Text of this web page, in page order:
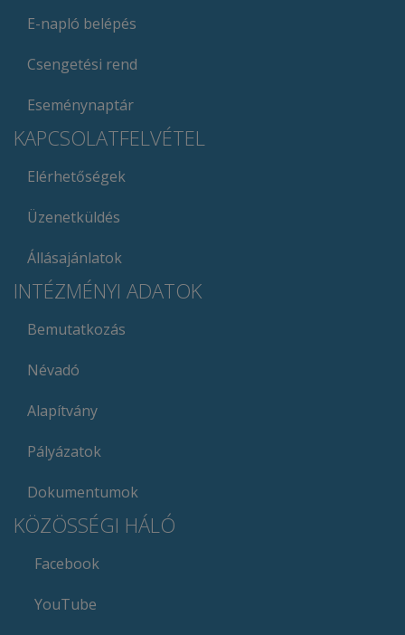
E-napló belépés
Csengetési rend
Eseménynaptár
KAPCSOLATFELVÉTEL
Elérhetőségek
Üzenetküldés
Állásajánlatok
INTÉZMÉNYI ADATOK
Bemutatkozás
Névadó
Alapítvány
Pályázatok
Dokumentumok
KÖZÖSSÉGI HÁLÓ
Facebook
YouTube